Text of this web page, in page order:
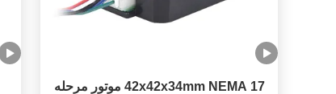
42x42x34mm NEMA 17 موتور مرحله